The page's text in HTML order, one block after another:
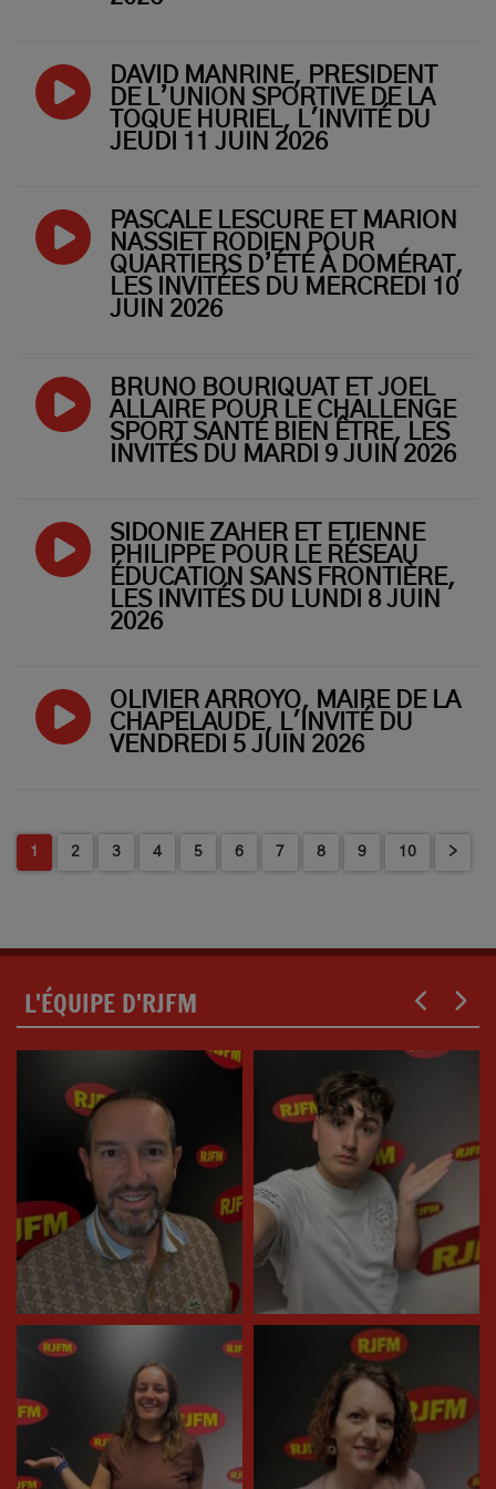
DAVID MANRINE, PRÉSIDENT
DE L’UNION SPORTIVE DE LA
TOQUE HURIEL, L'INVITÉ DU
JEUDI 11 JUIN 2026
PASCALE LESCURE ET MARION
NASSIET RODIEN POUR
QUARTIERS D’ÉTÉ À DOMÉRAT,
LES INVITÉES DU MERCREDI 10
JUIN 2026
BRUNO BOURIQUAT ET JOEL
ALLAIRE POUR LE CHALLENGE
SPORT SANTÉ BIEN ÊTRE, LES
INVITÉS DU MARDI 9 JUIN 2026
SIDONIE ZAHER ET ETIENNE
PHILIPPE POUR LE RÉSEAU
ÉDUCATION SANS FRONTIÈRE,
LES INVITÉS DU LUNDI 8 JUIN
2026
OLIVIER ARROYO, MAIRE DE LA
CHAPELAUDE, L'INVITÉ DU
VENDREDI 5 JUIN 2026
1 2 3 4 5 6 7 8 9 10 >
L'ÉQUIPE D'RJFM